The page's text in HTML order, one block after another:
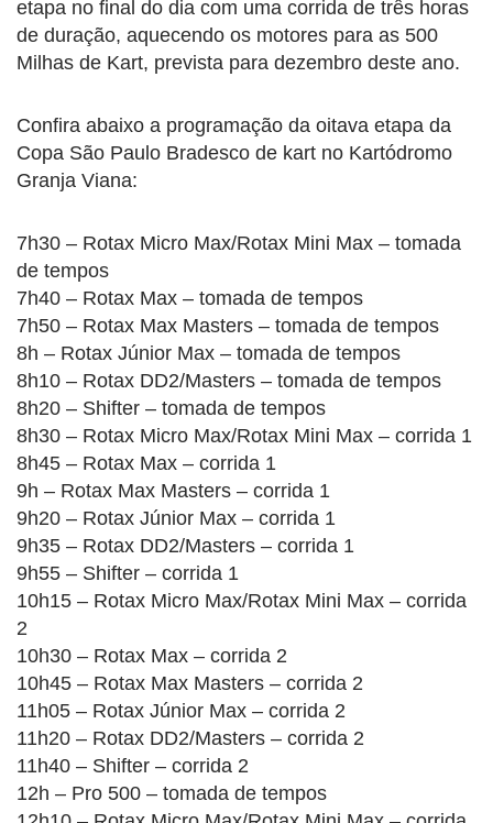
etapa no final do dia com uma corrida de três horas
de duração, aquecendo os motores para as 500
Milhas de Kart, prevista para dezembro deste ano.
Confira abaixo a programação da oitava etapa da
Copa São Paulo Bradesco de kart no Kartódromo
Granja Viana:
7h30 – Rotax Micro Max/Rotax Mini Max – tomada
de tempos
7h40 – Rotax Max – tomada de tempos
7h50 – Rotax Max Masters – tomada de tempos
8h – Rotax Júnior Max – tomada de tempos
8h10 – Rotax DD2/Masters – tomada de tempos
8h20 – Shifter – tomada de tempos
8h30 – Rotax Micro Max/Rotax Mini Max – corrida 1
8h45 – Rotax Max – corrida 1
9h – Rotax Max Masters – corrida 1
9h20 – Rotax Júnior Max – corrida 1
9h35 – Rotax DD2/Masters – corrida 1
9h55 – Shifter – corrida 1
10h15 – Rotax Micro Max/Rotax Mini Max – corrida
2
10h30 – Rotax Max – corrida 2
10h45 – Rotax Max Masters – corrida 2
11h05 – Rotax Júnior Max – corrida 2
11h20 – Rotax DD2/Masters – corrida 2
11h40 – Shifter – corrida 2
12h – Pro 500 – tomada de tempos